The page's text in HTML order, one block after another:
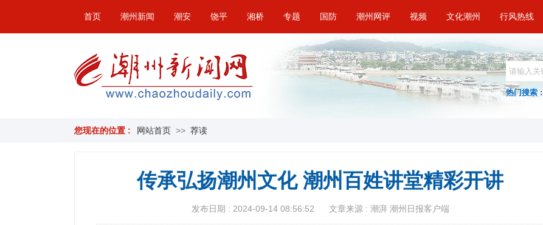
首页 潮州新闻 潮安 饶平 湘桥 专题 国防 潮州网评 视频 文化潮州 行风热线
热门搜索 :
您现在的位置 : 网站首页 >> 荐读
传承弘扬潮州文化 潮州百姓讲堂精彩开讲
发布日期 : 2024-09-14 08:56:52 文章来源 : 潮湃 潮州日报客户端